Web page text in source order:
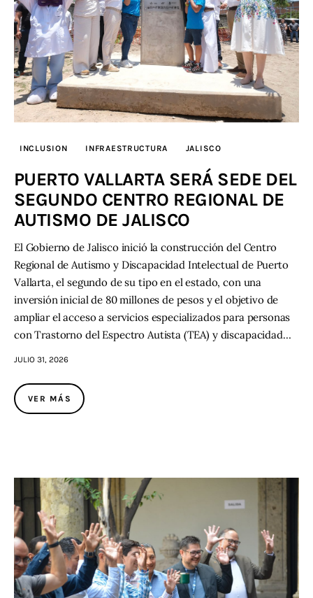
INCLUSION INFRAESTRUCTURA JALISCO
PUERTO VALLARTA SERÁ SEDE DEL
SEGUNDO CENTRO REGIONAL DE
AUTISMO DE JALISCO
El Gobierno de Jalisco inició la construcción del Centro
Regional de Autismo y Discapacidad Intelectual de Puerto
Vallarta, el segundo de su tipo en el estado, con una
inversión inicial de 80 millones de pesos y el objetivo de
ampliar el acceso a servicios especializados para personas
con Trastorno del Espectro Autista (TEA) y discapacidad…
JULIO 31, 2026
VER MÁS